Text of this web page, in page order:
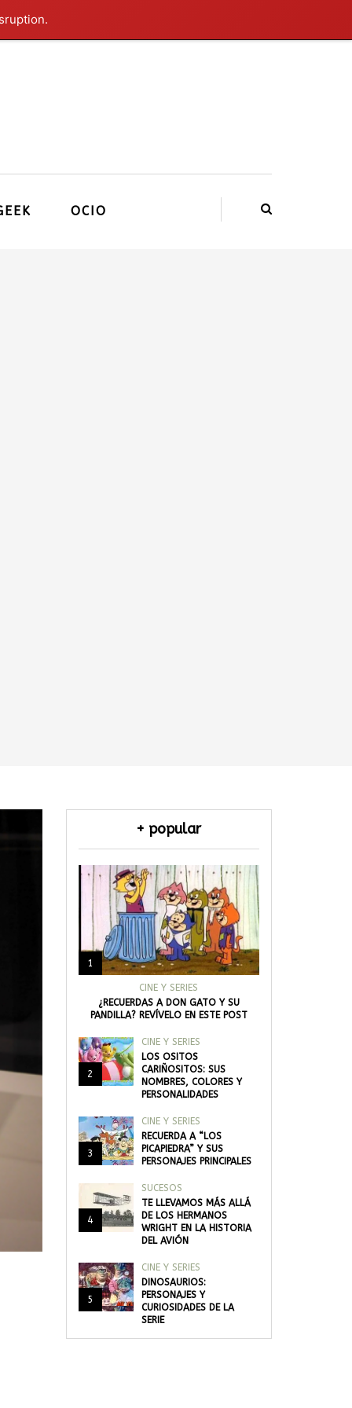
OCIO
+ popular
1
CINE Y SERIES
¿RECUERDAS A DON GATO Y SU
PANDILLA? REVÍVELO EN ESTE POST
2
CINE Y SERIES
LOS OSITOS
CARIÑOSITOS: SUS
NOMBRES, COLORES Y
PERSONALIDADES
3
CINE Y SERIES
RECUERDA A “LOS
PICAPIEDRA” Y SUS
PERSONAJES PRINCIPALES
4
SUCESOS
TE LLEVAMOS MÁS ALLÁ
DE LOS HERMANOS
WRIGHT EN LA HISTORIA
DEL AVIÓN
5
CINE Y SERIES
DINOSAURIOS:
PERSONAJES Y
CURIOSIDADES DE LA
SERIE